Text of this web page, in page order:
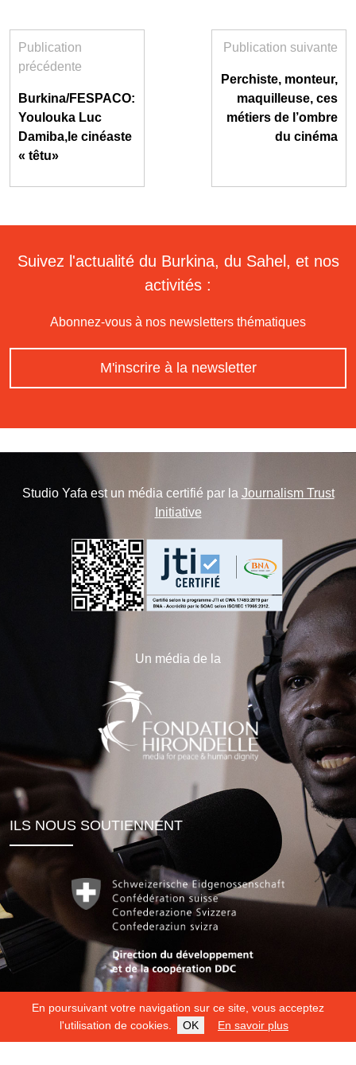
En poursuivant votre navigation sur ce site, vous acceptez
l'utilisation de cookies.
OK En savoir plus
Publication
précédente
Burkina/FESPACO:
Youlouka Luc
Damiba,le cinéaste
« têtu»
Publication suivante
Perchiste, monteur,
maquilleuse, ces
métiers de l’ombre
du cinéma
Suivez l'actualité du Burkina, du Sahel, et nos
activités :
Abonnez-vous à nos newsletters thématiques
M'inscrire à la newsletter
Studio Yafa est un média certifié par la Journalism Trust
Initiative
Un média de la
ILS NOUS SOUTIENNENT